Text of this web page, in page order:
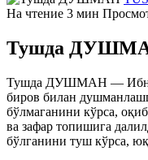
На чтение 3 мин
Тушда
Тушда ДУШМАН — Ибн
биров билан
бўлмаганини кўрса,
ва зафар топишига
бўлганини туш кўрса,